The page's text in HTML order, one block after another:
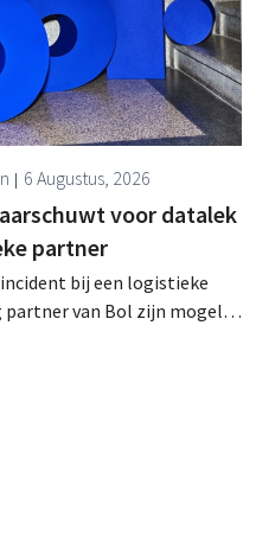
6 Augustus, 2026
voor datalek
partner
bij een logistieke
partner van Bol zijn mogelijk